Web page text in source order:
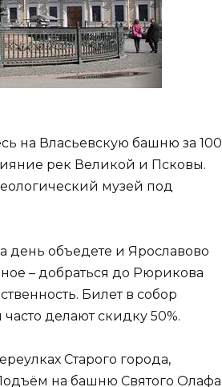
на Власьевскую башню за 100
рек Великой и Псковы.
музей под
день объедете и Ярославово
– добраться до Рюрикова
Билет в собор
делают скидку 50%.
Старого города,
на башню Святого Олафа